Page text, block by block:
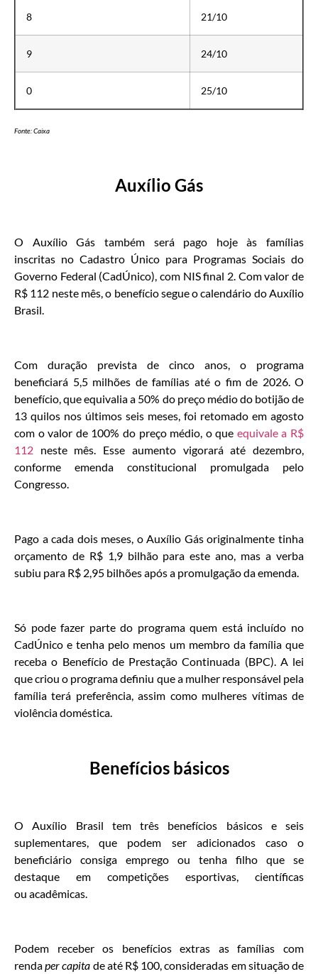
8 21/10
9 24/10
0 25/10
Fonte: Caixa
Auxílio Gás
O Auxílio Gás também será pago hoje às famílias
inscritas no Cadastro Único para Programas Sociais do
Governo Federal (CadÚnico), com NIS final 2. Com valor de
R$ 112 neste mês, o benefício segue o calendário do Auxílio
Brasil.
Com duração prevista de cinco anos, o programa
beneficiará 5,5 milhões de famílias até o fim de 2026. O
benefício, que equivalia a 50% do preço médio do botijão de
13 quilos nos últimos seis meses, foi retomado em agosto
com o valor de 100% do preço médio, o que equivale a R$
112 neste mês. Esse aumento vigorará até dezembro,
conforme emenda constitucional promulgada pelo
Congresso.
Pago a cada dois meses, o Auxílio Gás originalmente tinha
orçamento de R$ 1,9 bilhão para este ano, mas a verba
subiu para R$ 2,95 bilhões após a promulgação da emenda.
Só pode fazer parte do programa quem está incluído no
CadÚnico e tenha pelo menos um membro da família que
receba o Benefício de Prestação Continuada (BPC). A lei
que criou o programa definiu que a mulher responsável pela
família terá preferência, assim como mulheres vítimas de
violência doméstica.
Benefícios básicos
O Auxílio Brasil tem três benefícios básicos e seis
suplementares, que podem ser adicionados caso o
beneficiário consiga emprego ou tenha filho que se
destaque em competições esportivas, científicas
ou acadêmicas.
Podem receber os benefícios extras as famílias com
rendaper capita de até R$ 100, consideradas em situação de